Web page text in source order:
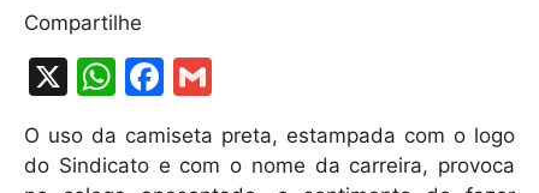
Compartilhe
X
W
at
F
a
c ai
O uso da camiseta preta, estampada com o logo
do Sindicato e com o nome da carreira, provoca